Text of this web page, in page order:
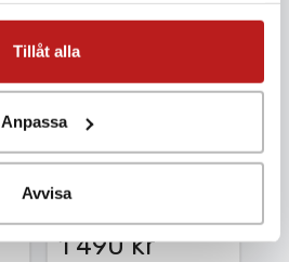
Tillåt alla
Anpassa
Avvisa
Kalibrering RH/Temp
hos Intab, valfritt
klimat
1 490 kr